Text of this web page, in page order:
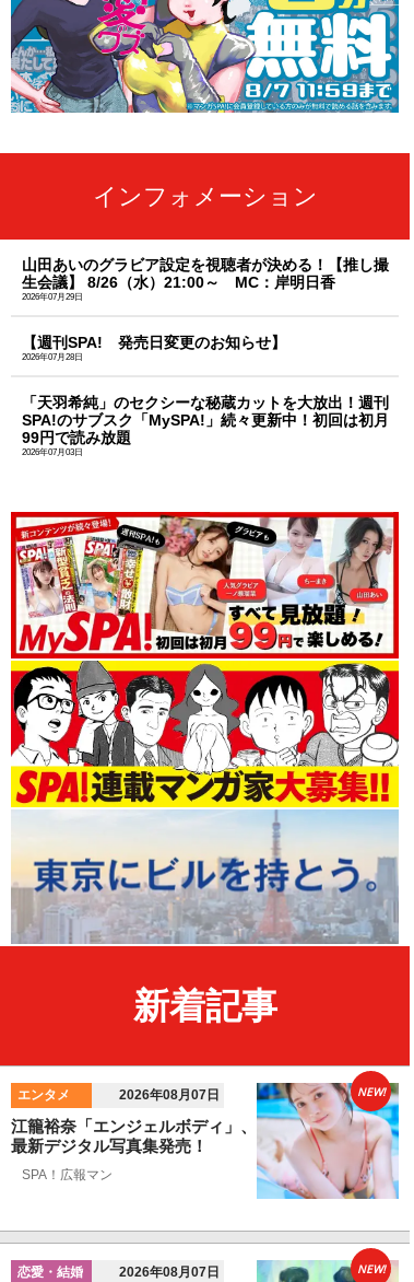
インフォメーション
山田あいのグラビア設定を視聴者が決める！【推し撮
生会議】 8/26（水）21:00～ MC：岸明日香
2026年07月29日
【週刊SPA! 発売日変更のお知らせ】
2026年07月28日
「天羽希純」のセクシーな秘蔵カットを大放出！週刊
SPA!のサブスク「MySPA!」続々更新中！初回は初月
99円で読み放題
2026年07月03日
新着記事
エンタメ 2026年08月07日
江籠裕奈「エンジェルボディ」、
最新デジタル写真集発売！
SPA！広報マン
NEW!
恋愛・結婚 2026年08月07日 NEW!